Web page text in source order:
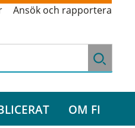
Ansök och rapportera
OM FI